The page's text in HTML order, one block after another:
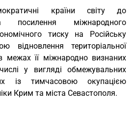
країни світу до
посилення міжнародного
тиску на Російську
відновлення територіальної
в межах її міжнародно визнаних
у вигляді обмежувальних
із тимчасовою окупацією
Крим та міста Севастополя.